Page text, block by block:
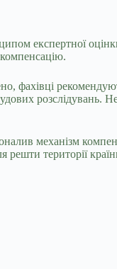
експертної
фахівці
механізм
території